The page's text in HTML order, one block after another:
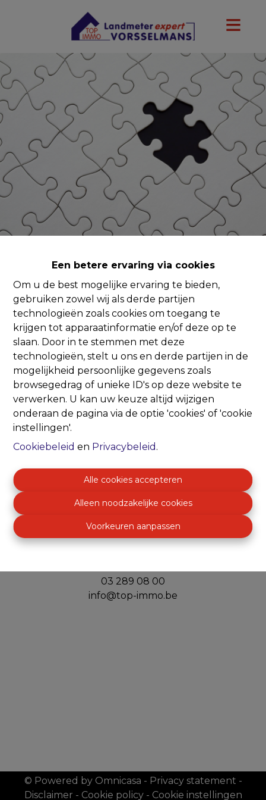
Een betere ervaring via cookies
Om u de best mogelijke ervaring te bieden,
gebruiken zowel wij als derde partijen
technologieën zoals cookies om toegang te
krijgen tot apparaatinformatie en/of deze op te
slaan. Door in te stemmen met deze
technologieën, stelt u ons en derde partijen in de
mogelijkheid persoonlijke gegevens zoals
browsegedrag of unieke ID's op deze website te
verwerken. U kan uw keuze altijd wijzigen
onderaan de pagina via de optie 'cookies' of 'cookie
instellingen'.
Cookiebeleid en Privacybeleid .
Alle cookies accepteren
Alleen noodzakelijke cookies
Voorkeuren aanpassen
Oeps, deze pagina
bestaat niet meer
Te koop Te huur
Top Immo
Handelslei 156
03 289 08 00
info@top-immo.be
© Powered by Omnicasa - Privacy statement -
Disclaimer - Cookie policy- Cookie instellingen